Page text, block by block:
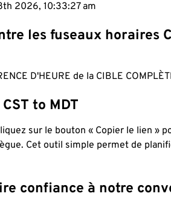
2026, 10:33:27 am
les fuseaux horaires
D'HEURE de la CIBLE
to MDT
sur le bouton « Copier le lien »
Cet outil simple permet de
confiance à notre